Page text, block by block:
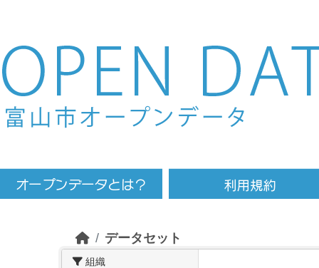
Skip to main content
データセット
組織